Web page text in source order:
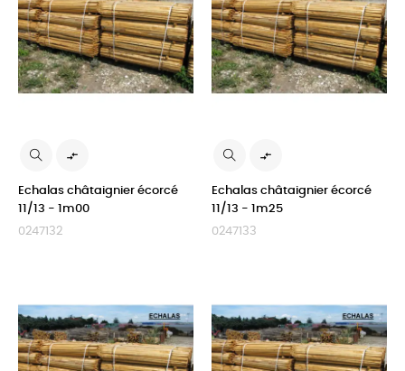

Echalas châtaignier écorcé
11/13 - 1m00
0247132

Echalas châtaignier écorcé
11/13 - 1m25
0247133